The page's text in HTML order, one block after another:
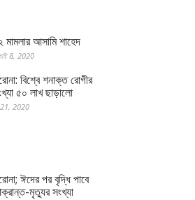
মামলার আসামি শাহেদ
8, 2020
বিশ্বে শনাক্ত রোগীর
৫০ লাখ ছাড়ালো
21, 2020
ঈদের পর বৃদ্ধি পাবে
মৃত্যুর সংখ্যা